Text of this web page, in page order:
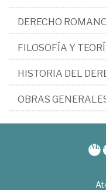
DERECHO
FILOSOFÍA Y
HISTORIA DEL
OBRAS